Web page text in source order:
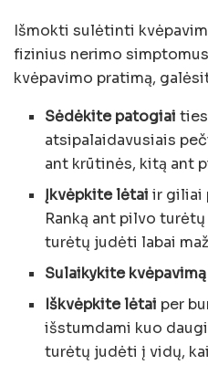
Išmokti sulėtinti
fizinius nerimo
kvėpavimo pratimą,
Sėdėkite patogiai
atsipalaidavusiais
ant krūtinės, kitą ant
Įkvėpkite lėtai ir giliai
Ranką ant pilvo
turėtų judėti labai
Sulaikykite kvėpavimą
Iškvėpkite lėtai per
išstumdami kuo
turėtų judėti į vidų,